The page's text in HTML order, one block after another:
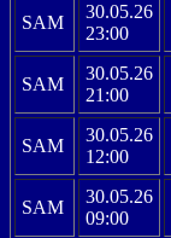
SAM
30.05.26
23:00
SAM
30.05.26
21:00
SAM
30.05.26
12:00
SAM
30.05.26
09:00